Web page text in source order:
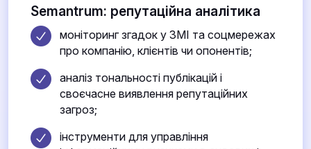
Semantrum: репутаційна аналітика
моніторинг згадок у ЗМІ та соцмережах
про компанію, клієнтів чи опонентів;
аналіз тональності публікацій і
своєчасне виявлення репутаційних
загроз;
інструменти для управління